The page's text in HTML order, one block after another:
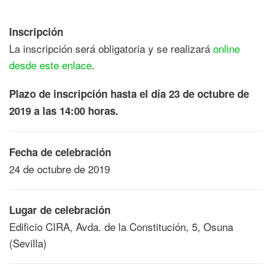
Inscripción
La inscripción será obligatoria y se realizará online
desde este enlace.
Plazo de inscripción hasta el día 23 de octubre de
2019 a las 14:00 horas.
Fecha de celebración
24 de octubre de 2019
Lugar de celebración
Edificio CIRA, Avda. de la Constitución, 5, Osuna
(Sevilla)